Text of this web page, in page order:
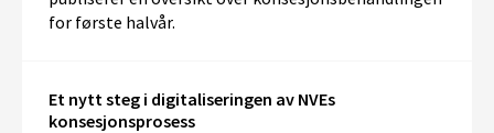
for første halvår.
Et nytt steg i digitaliseringen av NVEs
konsesjonsprosess